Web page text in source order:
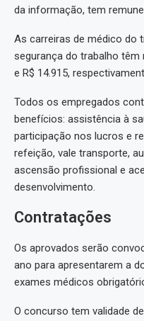
da informação, tem
As carreiras de médico do
segurança do trabalho têm
e R$ 14.915,
Todos os empregados
benefícios: assistência à
participação nos lucros e
refeição, vale transporte,
ascensão profissional e
desenvolvimento.
Contratações
Os aprovados serão
ano para apresentarem a
exames médicos
O concurso tem validade